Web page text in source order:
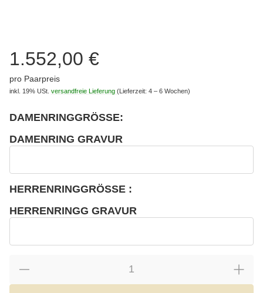
1.552,00 €
pro Paarpreis
inkl. 19% USt. versandfreie Lieferung (Lieferzeit: 4 – 6 Wochen)
DAMENRINGGRÖSSE:
DAMENRING GRAVUR
HERRENRINGGRÖSSE :
HERRENRINGG GRAVUR